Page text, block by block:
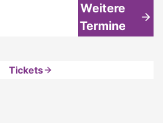
Weitere
Termine
Tickets